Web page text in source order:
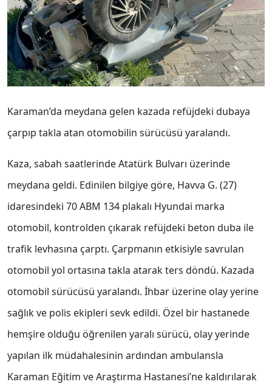
Karaman’da meydana gelen kazada refüjdeki dubaya
çarpıp takla atan otomobilin sürücüsü yaralandı.
Kaza, sabah saatlerinde Atatürk Bulvarı üzerinde
meydana geldi. Edinilen bilgiye göre, Havva G. (27)
idaresindeki 70 ABM 134 plakalı Hyundai marka
otomobil, kontrolden çıkarak refüjdeki beton duba ile
trafik levhasına çarptı. Çarpmanın etkisiyle savrulan
otomobil yol ortasına takla atarak ters döndü. Kazada
otomobil sürücüsü yaralandı. İhbar üzerine olay yerine
sağlık ve polis ekipleri sevk edildi. Özel bir hastanede
hemşire olduğu öğrenilen yaralı sürücü, olay yerinde
yapılan ilk müdahalesinin ardından ambulansla
Karaman Eğitim ve Araştırma Hastanesi’ne kaldırılarak